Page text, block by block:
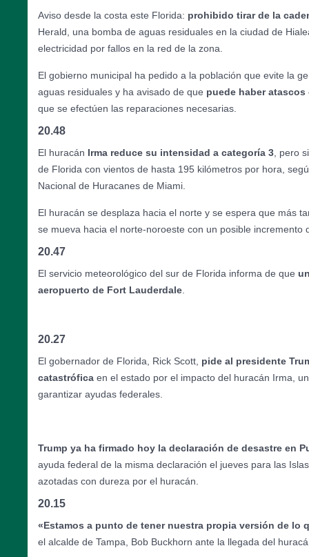
Aviso desde la costa este Florida: prohibido tirar de la
Herald, una bomba de aguas residuales en la ciudad de
electricidad por fallos en la red de la zona.
El gobierno municipal ha pedido a la población que evite la
aguas residuales y ha avisado de que puede haber
que se efectúen las reparaciones necesarias.
20.48
El huracán Irma reduce su intensidad a categoría 3 , pero
de Florida con vientos de hasta 195 kilómetros por hora,
Nacional de Huracanes de Miami.
El huracán se desplaza hacia el norte y se espera que más
se mueva hacia el norte-noroeste con un posible incremento
20.47
El servicio meteorológico del sur de Florida informa de que
aeropuerto de Fort Lauderdale
20.27
El gobernador de Florida, Rick Scott, pide al presidente
catastrófica en el estado por el impacto del huracán Irma,
garantizar ayudas federales.
Trump ya ha firmado hoy la declaración de desastre en
ayuda federal de la misma declaración el jueves para las
azotadas con dureza por el huracán.
20.15
«Estamos a punto de tener nuestra propia versión de lo
el alcalde de Tampa, Bob Buckhorn ante la llegada del